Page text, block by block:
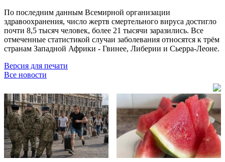
По последним данным Всемирной организации
здравоохранения, число жертв смертельного вируса достигло
почти 8,5 тысяч человек, более 21 тысячи заразились. Все
отмеченные статистикой случаи заболевания относятся к трём
странам Западной Африки - Гвинее, Либерии и Сьерра-Леоне.
Версия для печати
Все новости